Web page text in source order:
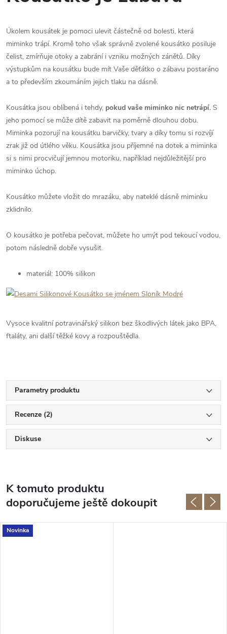
Úkolem kousátek je pomoci ulevit částečně od bolesti, která
miminko trápí. Kromě toho však správně zvolené kousátko posiluje
čelist, zmírňuje otoky a zabrání i vzniku možných zánětů. Díky
výstupkům na kousátku bude mít Vaše děťátko o zábavu postaráno
a to především zkoumáním jejich tlaku na dásně.
Kousátka jsou oblíbená i tehdy, pokud vaše miminko nic netrápí. S
jeho pomocí se může dítě zabavit na poměrně dlouhou dobu.
Miminka pozorují na kousátku barvičky, tvary a díky tomu si rozvíjí
zrak již od útlého věku. Kousátka jsou příjemné na dotek a miminka
si s nimi procvičují jemnou motoriku, například nejdůležitější pro
miminko úchop.
Kousátko můžete vložit do mrazáku, aby nateklé dásně miminku
zklidnilo.
O kousátko je potřeba pečovat, můžete ho umýt pod tekoucí vodou,
potom následně dobře vysušit.
materiál: 100% silikon
Vysoce kvalitní potravinářský silikon bez škodlivých látek jako BPA,
ftaláty, ani další těžké kovy a rozpouštědla.
Parametry produktu
Recenze (2)
Diskuse
K tomuto produktu
doporučujeme ještě dokoupit
Novinka